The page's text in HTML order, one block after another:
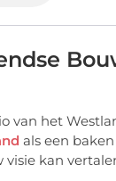
van het
als een
kan